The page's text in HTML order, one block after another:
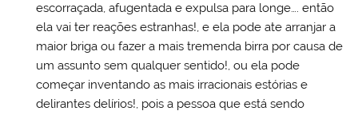
escorraçada, afugentada e expulsa para longe…. então
ela vai ter reações estranhas!, e ela pode ate arranjar a
maior briga ou fazer a mais tremenda birra por causa de
um assunto sem qualquer sentido!, ou ela pode
começar inventando as mais irracionais estórias e
delirantes delírios!, pois a pessoa que está sendo